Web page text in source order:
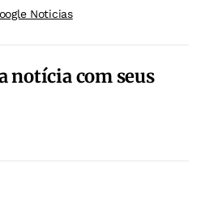
Noticias
notícia com seus